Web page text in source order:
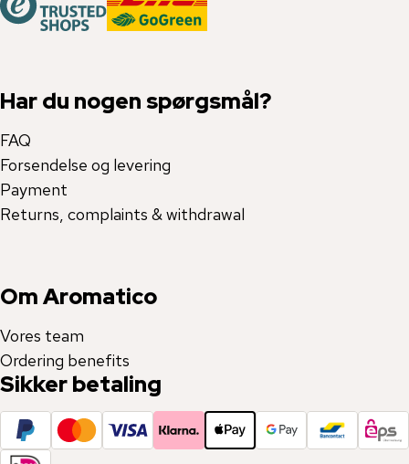
Har du nogen spørgsmål?
FAQ
Forsendelse og levering
Payment
Returns, complaints & withdrawal
Om Aromatico
Vores team
Ordering benefits
Sikker betaling